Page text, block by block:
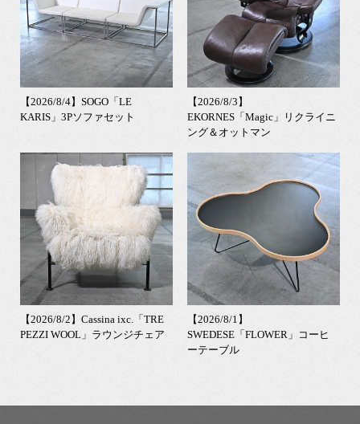
【2026/8/4】SOGO「LE
KARIS」3Pソファセット
【2026/8/3】
EKORNES「Magic」リクライニ
ング＆オットマン
【2026/8/2】Cassina ixc.「TRE
PEZZI WOOL」ラウンジチェア
【2026/8/1】
SWEDESE「FLOWER」コーヒ
ーテーブル